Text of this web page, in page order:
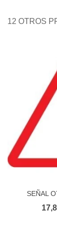
12 OTROS
SEÑAL